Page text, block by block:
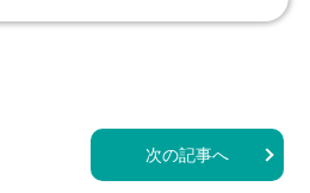
次の記事へ